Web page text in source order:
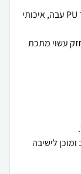
כסא אורח כסא המתנה אס ריינג'רס כסא מרופד PU עבה, איכותי
עשוי מתכת